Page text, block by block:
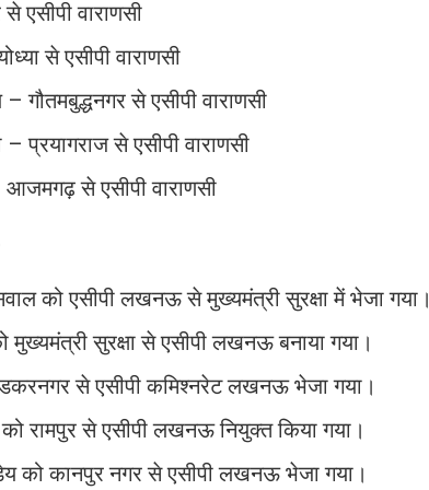
एसीपी वाराणसी
से एसीपी वाराणसी
गौतमबुद्धनगर से एसीपी वाराणसी
– प्रयागराज से एसीपी वाराणसी
आजमगढ़ से एसीपी वाराणसी
को एसीपी लखनऊ से मुख्यमंत्री सुरक्षा में भेजा गया।
मुख्यमंत्री सुरक्षा से एसीपी लखनऊ बनाया गया।
से एसीपी कमिश्नरेट लखनऊ भेजा गया।
रामपुर से एसीपी लखनऊ नियुक्त किया गया।
को कानपुर नगर से एसीपी लखनऊ भेजा गया।